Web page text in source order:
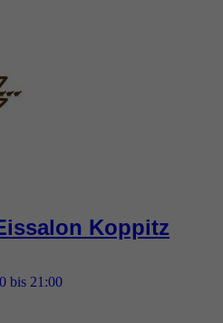
Koppitz
bis 21:00